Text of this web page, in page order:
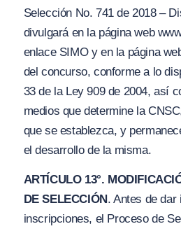
Selección No. 741 de 2018 –
divulgará en la página web
enlace SIMO y en la página
del concurso, conforme a lo
33 de la Ley 909 de 2004, así
medios que determine la
que se establezca, y
el desarrollo de la misma.
ARTÍCULO 13°.
DE SELECCIÓN . Antes de dar
inscripciones, el Proceso de